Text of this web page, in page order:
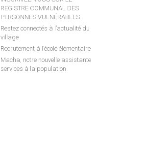
REGISTRE COMMUNAL DES
PERSONNES VULNÉRABLES
Restez connectés à l’actualité du
village
Recrutement à l’école élémentaire
Macha, notre nouvelle assistante
services à la population